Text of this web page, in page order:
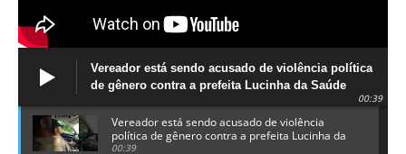
Vereador está sendo acusado de violência política
de gênero contra a prefeita Lucinha da Saúde
00:39
Vereador está sendo acusado de violência
política de gênero contra a prefeita Lucinha da
Saúde
00:39